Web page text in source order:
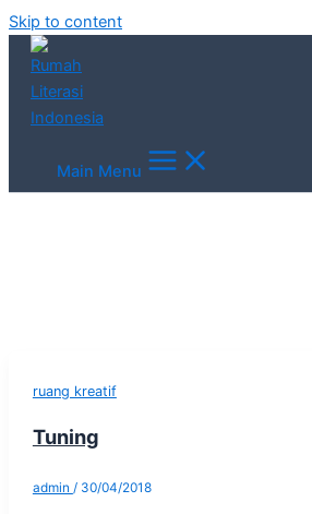
Skip to content
Main Menu
ruang kreatif
Tuning
admin / 30/04/2018